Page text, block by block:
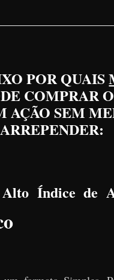
POR QUAIS
COMPRAR
AÇÃO SEM
ARREPENDER:
Índice de